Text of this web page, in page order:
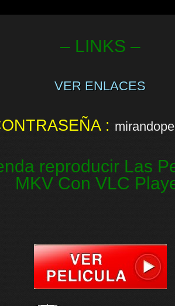
– LINKS –
VER ENLACES
:
reproducir Las
MKV Con VLC